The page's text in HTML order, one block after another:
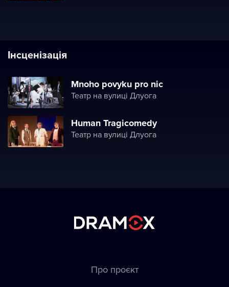
Інсценізація
Mnoho povyku pro nic
Театр на вулиці Длуога
Human Tragicomedy
Театр на вулиці Длуога
Про проєкт